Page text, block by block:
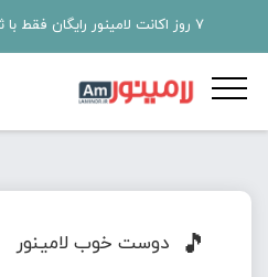
7 روز اکانت لامینور رایگان فقط با ثبت نام در سایت
🎵 دوست خوب لامینور